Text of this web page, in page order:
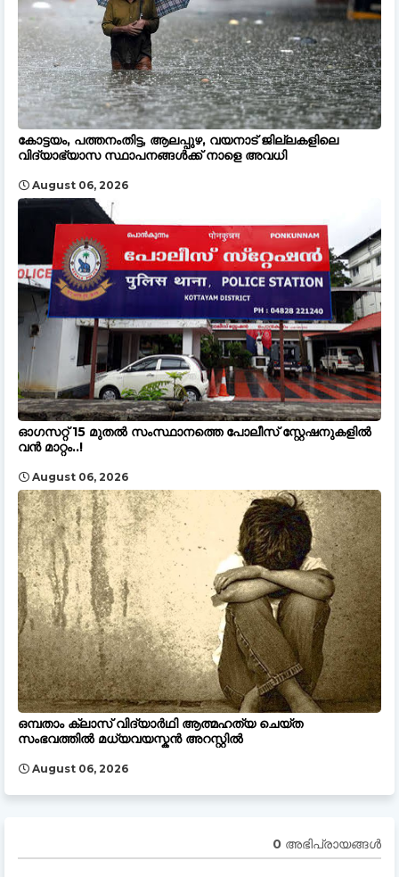
കോട്ടയം, പത്തനംതിട്ട, ആലപ്പുഴ, വയനാട് ജില്ലകളിലെ
വിദ്യാഭ്യാസ സ്ഥാപനങ്ങൾക്ക് നാളെ അവധി
August 06, 2026
ഓഗസറ്റ് 15 മുതല്‍ സംസ്ഥാനത്തെ പോലീസ് സ്റ്റേഷനുകളിൽ
വൻ മാറ്റം..!
August 06, 2026
ഒമ്പതാം ക്ലാസ് വിദ്യാർഥി ആത്മഹത്യ ചെയ്ത
സംഭവത്തിൽ മധ്യവയസ്കൻ അറസ്റ്റിൽ
August 06, 2026
0 അഭിപ്രായങ്ങള്‍